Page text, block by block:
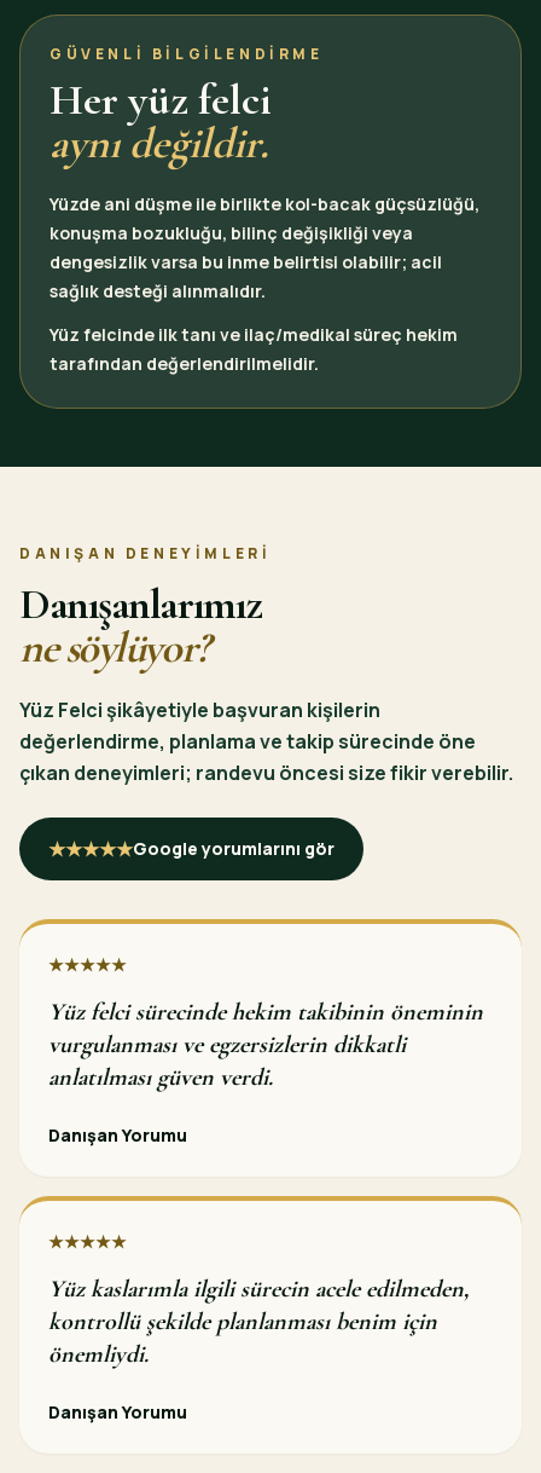
GÜVENLI BILGILENDIRME
Her yüz felci
aynı değildir.
Yüzde ani düşme ile birlikte kol-bacak güçsüzlüğü,
konuşma bozukluğu, bilinç değişikliği veya
dengesizlik varsa bu inme belirtisi olabilir; acil
sağlık desteği alınmalıdır.
Yüz felcinde ilk tanı ve ilaç/medikal süreç hekim
tarafından değerlendirilmelidir.
DANIŞAN DENEYIMLERI
Danışanlarımız
ne söylüyor?
Yüz Felci şikâyetiyle başvuran kişilerin
değerlendirme, planlama ve takip sürecinde öne
çıkan deneyimleri; randevu öncesi size fikir verebilir.
★★★★★Google yorumlarını gör
★★★★★
Yüz felci sürecinde hekim takibinin öneminin
vurgulanması ve egzersizlerin dikkatli
anlatılması güven verdi.
Danışan Yorumu
★★★★★
Yüz kaslarımla ilgili sürecin acele edilmeden,
kontrollü şekilde planlanması benim için
önemliydi.
Danışan Yorumu